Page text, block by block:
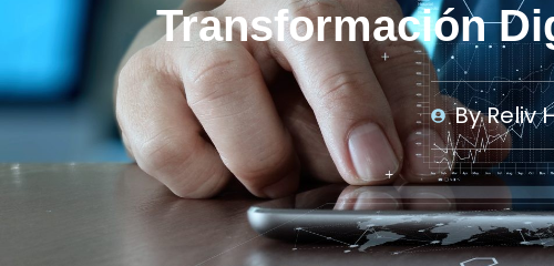
Transformación
ByReliv